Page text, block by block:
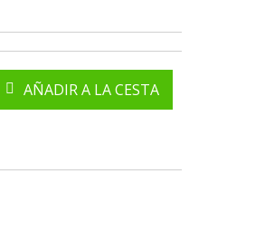
AÑADIR A LA CESTA